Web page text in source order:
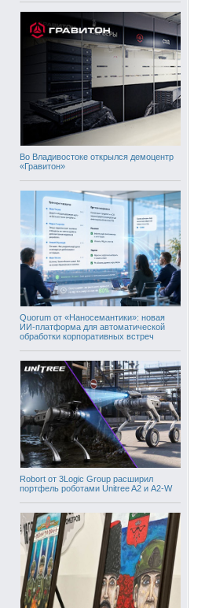
Во Владивостоке открылся демоцентр
«Гравитон»
Quorum от «Наносемантики»: новая
ИИ-платформа для автоматической
обработки корпоративных встреч
Robort от 3Logic Group расширил
портфель роботами Unitree A2 и A2-W